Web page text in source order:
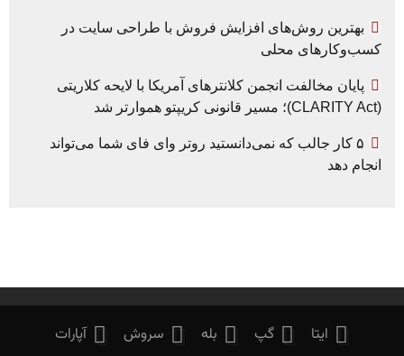
بهترین روش‌های افزایش فروش با طراحی سایت در
کسب‌وکارهای محلی
پایان مخالفت انجمن کلانترهای آمریکا با لایحه کلاریتی
(CLARITY Act)؛ مسیر قانونی کریپتو هموارتر شد
۵ کار جالب که نمی‌دانستید روتر وای فای شما می‌تواند
انجام دهد
ایتا گپ بله سروش آپارات